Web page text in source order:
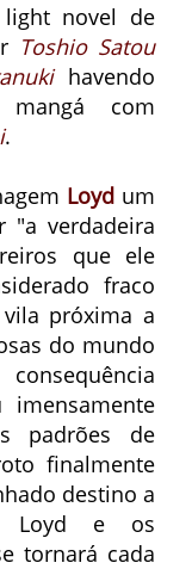
novel de
Toshio Satou
havendo
com
.
Loyd um
"a verdadeira
que ele
fraco
próxima a
do mundo
padrões de
finalmente
destino a
Loyd e os
tornará cada